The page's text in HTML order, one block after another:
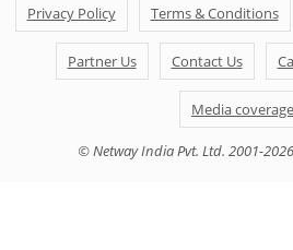
Privacy Policy Terms & Conditions
Partner Us Contact Us
Media coverage
© Netway India Pvt. Ltd. 2001-